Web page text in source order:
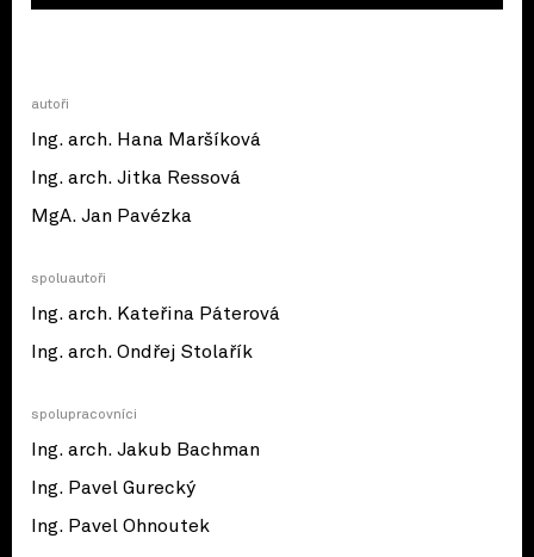
autoři
Ing. arch. Hana Maršíková
Ing. arch. Jitka Ressová
MgA. Jan Pavézka
spoluautoři
Ing. arch. Kateřina Páterová
Ing. arch. Ondřej Stolařík
spolupracovníci
Ing. arch. Jakub Bachman
Ing. Pavel Gurecký
Ing. Pavel Ohnoutek